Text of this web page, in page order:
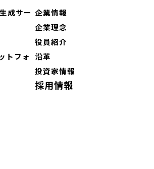
成サー
トフォ
企業情報
企業理念
役員紹介
沿革
投資家情報
採用情報